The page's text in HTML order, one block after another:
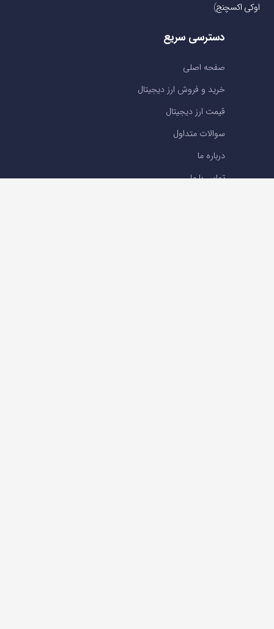
اوکی اکسچنج)
دسترسی سریع
صفحه اصلی
خرید و فروش ارز دیجیتال
قیمت ارز دیجیتال
سوالات متداول
درباره ما
تماس با ما